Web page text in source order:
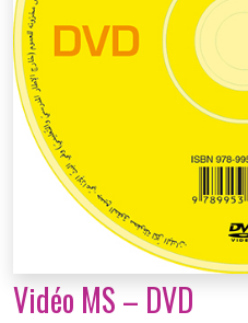
Vidéo MS – DVD